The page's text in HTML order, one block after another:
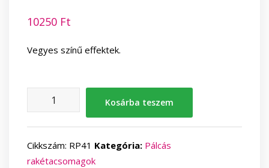
10250 Ft
Vegyes színű effektek.
ROCKET
PACK
pálcás
rakéta
Kosárba teszem
Cikkszám: RP41 Kategória: Pálcás
rakétacsomagok